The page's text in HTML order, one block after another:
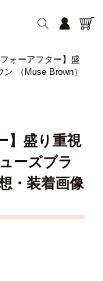
フォーアフター】盛
（Muse Brown）
】盛り重視
ーズブラ
・装着画像